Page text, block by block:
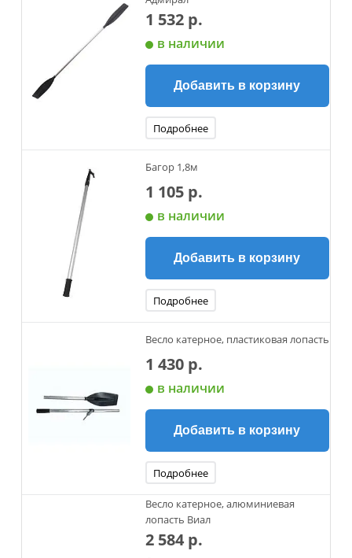
1 532 р.
в наличии
Добавить в корзину
Подробнее
Багор 1,8м
1 105 р.
в наличии
Добавить в корзину
Подробнее
Весло катерное, пластиковая лопасть
1 430 р.
в наличии
Добавить в корзину
Подробнее
Весло катерное, алюминиевая
лопасть Виал
2 584 р.